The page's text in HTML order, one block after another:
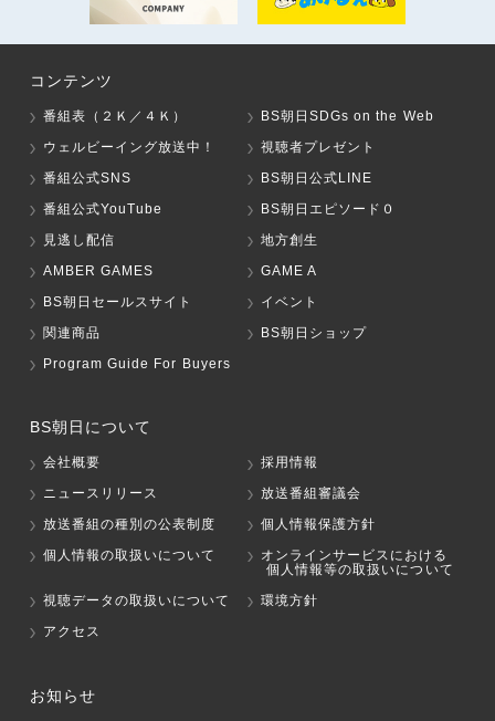
コンテンツ
番組表（２Ｋ／４Ｋ）
BS朝日SDGs on the Web
ウェルビーイング放送中！
視聴者プレゼント
番組公式SNS
BS朝日公式LINE
番組公式YouTube
BS朝日エピソード０
見逃し配信
地方創生
AMBER GAMES
GAME A
BS朝日セールスサイト
イベント
関連商品
BS朝日ショップ
Program Guide For Buyers
BS朝日について
会社概要
採用情報
ニュースリリース
放送番組審議会
放送番組の種別の公表制度
個人情報保護方針
個人情報の取扱いについて
オンラインサービスにおける
個人情報等の取扱いについて
視聴データの取扱いについて
環境方針
アクセス
お知らせ